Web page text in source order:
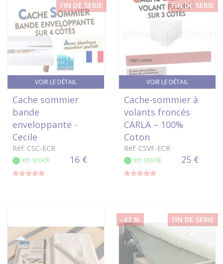
VOIR LE DÉTAIL
FIN DE SERIE
Cache sommier
bande
enveloppante -
Cecile
Réf: CSC-ECR
en stock
16 €
VOIR LE DÉTAIL
FIN DE SERIE
Cache-sommier à
volants froncés
CARLA – 100%
Coton
Réf: CSVF-ECR
en stock
25 €
FIN DE SERIE
-47 %